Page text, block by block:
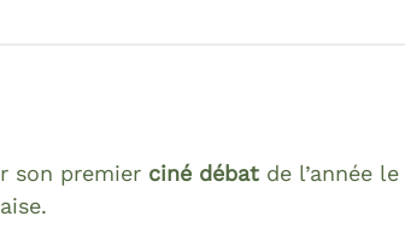
son premier ciné débat de l’année